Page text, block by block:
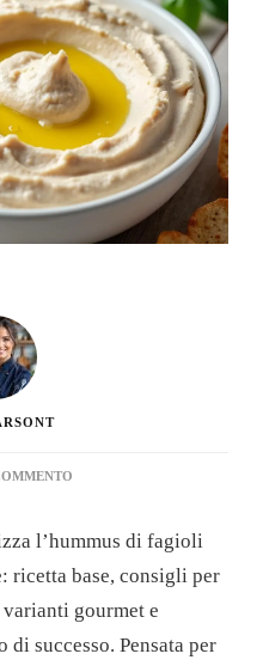
FAGIOLI
BIANCHI:
GUIDA
A
l’hummus di fagioli
ricetta base, consigli per
gourmet e
successo. Pensata per